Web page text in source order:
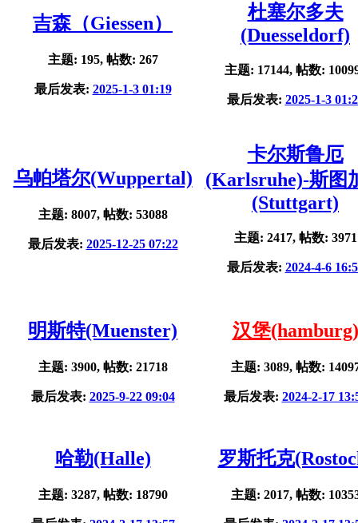
吉森（Giessen）
主题: 195, 帖数: 267
最后发表: 2025-1-3 01:19
杜塞尔多夫
(Duesseldorf)
主题: 17144, 帖数:
最后发表: 2025-1-3
乌帕塔尔(Wuppertal)
主题: 8007, 帖数: 53088
最后发表: 2025-12-25 07:22
卡尔斯鲁厄
(Karlsruhe)-斯图
(Stuttgart)
主题: 2417, 帖数: 3971
最后发表: 2024-4-6
明斯特(Muenster)
主题: 3900, 帖数: 21718
最后发表: 2025-9-22 09:04
汉堡(hamburg)
主题: 3089, 帖数:
最后发表: 2024-2-17
哈勒(Halle)
主题: 3287, 帖数: 18790
罗斯托克
主题: 2017, 帖数: